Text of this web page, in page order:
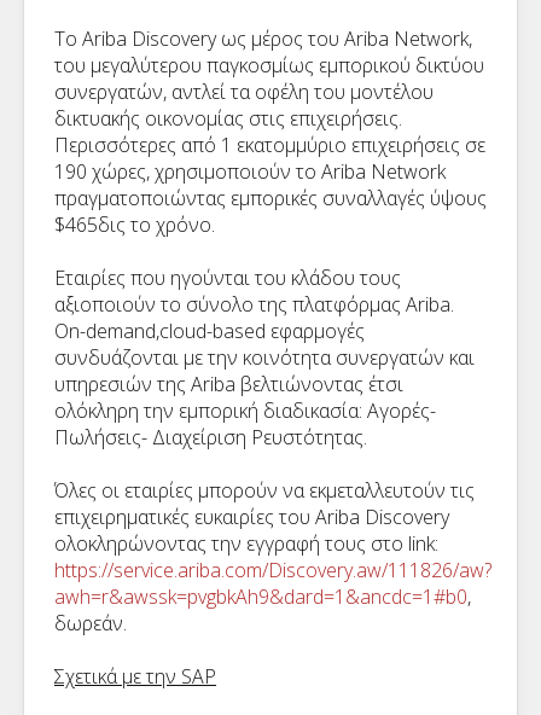
Το Ariba Discovery ως μέρος του Ariba Network,
του μεγαλύτερου παγκοσμίως εμπορικού δικτύου
συνεργατών, αντλεί τα οφέλη του μοντέλου
δικτυακής οικονομίας στις επιχειρήσεις.
Περισσότερες από 1 εκατομμύριο επιχειρήσεις σε
190 χώρες, χρησιμοποιούν το Ariba Network
πραγματοποιώντας εμπορικές συναλλαγές ύψους
$465δις το χρόνο.
Εταιρίες που ηγούνται του κλάδου τους
αξιοποιούν το σύνολο της πλατφόρμας Ariba.
On-demand,cloud-based εφαρμογές
συνδυάζονται με την κοινότητα συνεργατών και
υπηρεσιών της Ariba βελτιώνοντας έτσι
ολόκληρη την εμπορική διαδικασία: Αγορές-
Πωλήσεις- Διαχείριση Ρευστότητας.
Όλες οι εταιρίες μπορούν να εκμεταλλευτούν τις
επιχειρηματικές ευκαιρίες του Ariba Discovery
ολοκληρώνοντας την εγγραφή τους στο link:
https://service.ariba.com/Discovery.aw/111826/aw?
awh=r&awssk=pvgbkAh9&dard=1&ancdc=1#b0,
δωρεάν.
Σχετικά με την SAP